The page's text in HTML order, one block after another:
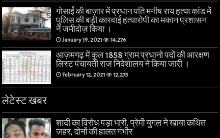
गोसाईं की बाज़ार में प्रधान पति मनीष राय हत्या कांड में
पुलिस की बड़ी कारवाई हत्यारोपी का मकान प्रशासन
ने जमीदोज़ किया ।
January 19, 2021 14,276
आज़मगढ़ में कुल 1858 ग्राम प्रधानो पदों की आरक्षण
लिस्ट पंचायती राज निदेशालय ने किया जारी ।
February 12, 2021 12,275
लेटेस्ट खबर
शादी का विरोध पड़ा भारी, प्रेमी युगल ने खाया कथित
जहर, दोनों की हालत गंभीर